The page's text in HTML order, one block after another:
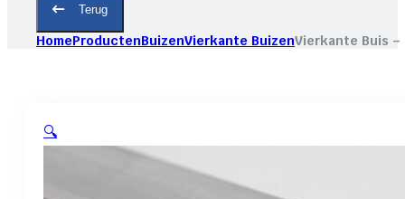
Terug
HomeProductenBuizenVierkante BuizenVierkante Buis
🔍